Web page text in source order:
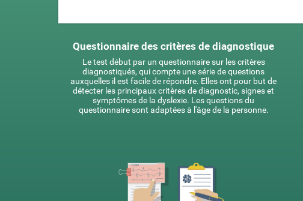
Questionnaire des critères de diagnostique
Le test début par un questionnaire sur les critères
diagnostiqués, qui compte une série de questions
auxquelles il est facile de répondre. Elles ont pour but de
détecter les principaux critères de diagnostic, signes et
symptômes de la dyslexie. Les questions du
questionnaire sont adaptées à l'âge de la personne.